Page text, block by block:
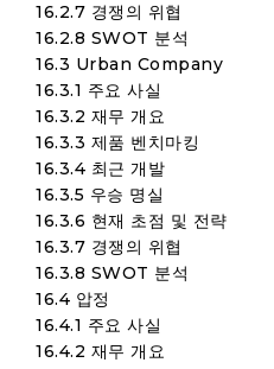
16.2.7 경쟁의 위협
16.2.8 SWOT 분석
16.3 Urban Company
16.3.1 주요 사실
16.3.2 재무 개요
16.3.3 제품 벤치마킹
16.3.4 최근 개발
16.3.5 우승 명실
16.3.6 현재 초점 및 전략
16.3.7 경쟁의 위협
16.3.8 SWOT 분석
16.4 압정
16.4.1 주요 사실
16.4.2 재무 개요